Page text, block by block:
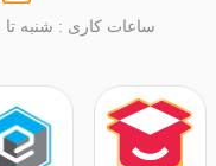
ساعات کاری : شنبه تا چهارشنبه 9 الی 18